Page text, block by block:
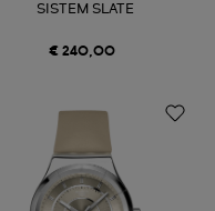
SISTEM SLATE
€ 240,00